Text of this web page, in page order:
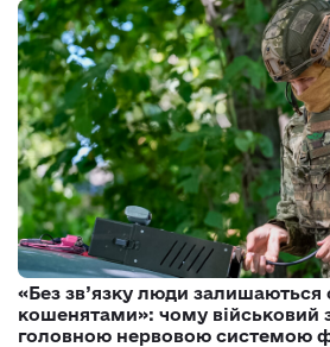
«Без зв’язку люди залишаються
кошенятами»: чому військовий
головною нервовою системою